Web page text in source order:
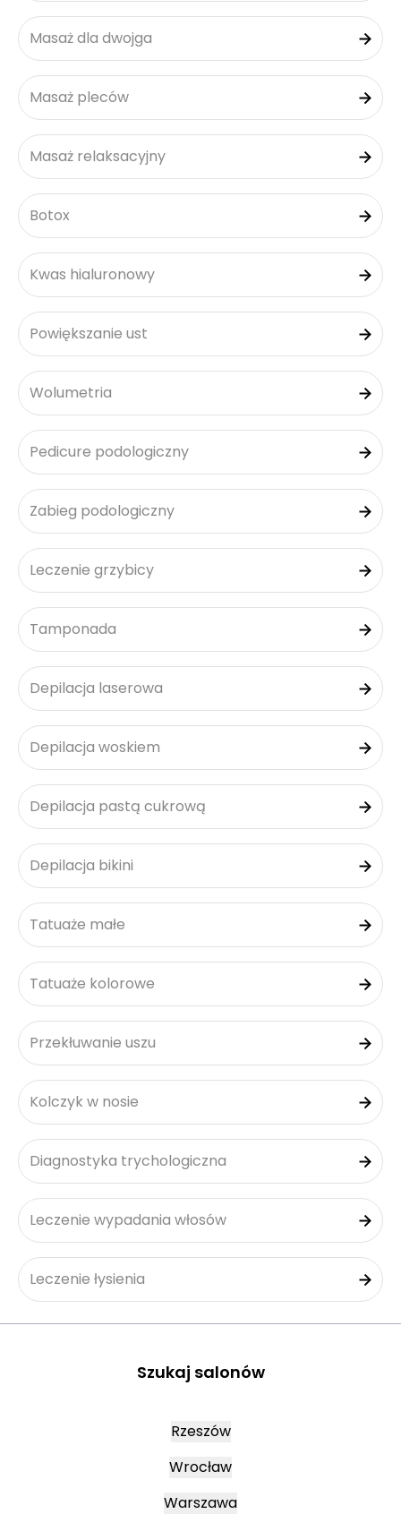
Masaż dla dwojga
Masaż pleców
Masaż relaksacyjny
Botox
Kwas hialuronowy
Powiększanie ust
Wolumetria
Pedicure podologiczny
Zabieg podologiczny
Leczenie grzybicy
Tamponada
Depilacja laserowa
Depilacja woskiem
Depilacja pastą cukrową
Depilacja bikini
Tatuaże małe
Tatuaże kolorowe
Przekłuwanie uszu
Kolczyk w nosie
Diagnostyka trychologiczna
Leczenie wypadania włosów
Leczenie łysienia
Szukaj salonów
Rzeszów
Wrocław
Warszawa